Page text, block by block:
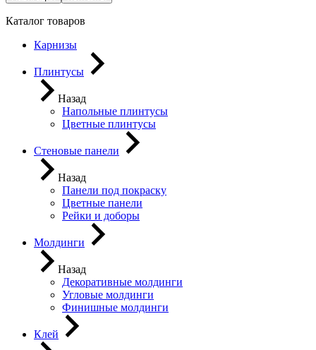
Каталог товаров
Карнизы
Плинтусы
Назад
Напольные плинтусы
Цветные плинтусы
Стеновые панели
Назад
Панели под покраску
Цветные панели
Рейки и доборы
Молдинги
Назад
Декоративные молдинги
Угловые молдинги
Финишные молдинги
Клей